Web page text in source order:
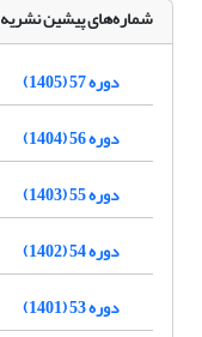
شماره‌های پیشین نشریه
دوره 57 (1405)
دوره 56 (1404)
دوره 55 (1403)
دوره 54 (1402)
دوره 53 (1401)